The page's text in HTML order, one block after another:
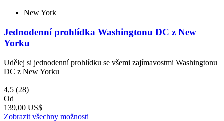
New York
Jednodenní prohlídka Washingtonu DC z New
Yorku
Udělej si jednodenní prohlídku se všemi zajímavostmi Washingtonu
DC z New Yorku
4,5 (28)
Od
139,00 US$
Zobrazit všechny možnosti